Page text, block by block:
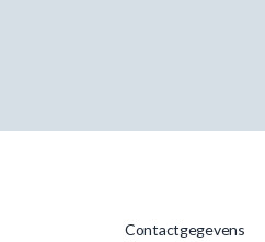
Contactgegevens